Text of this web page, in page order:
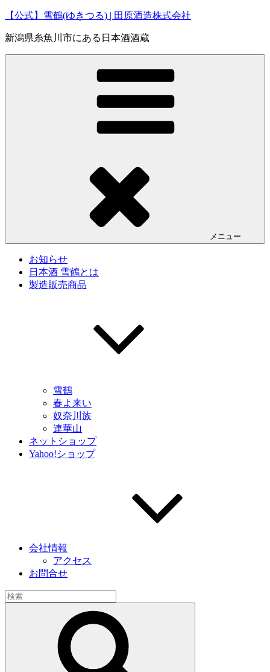
コ
テ
ン
【公式】雪鶴(ゆきつる) | 田原酒造株式会社
新潟県糸魚川市にある日本酒酒蔵
メニュー
お知らせ
日本酒 雪鶴とは
製造販売商品
雪鶴
春よ来い
奴奈川族
連華山
ネットショップ
Yahoo!ショップ
会社情報
アクセス
お問合せ
検
索: